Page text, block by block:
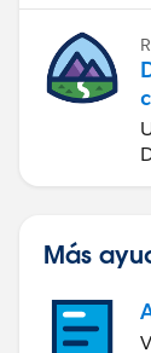
Más